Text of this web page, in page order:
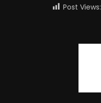
Post Views: